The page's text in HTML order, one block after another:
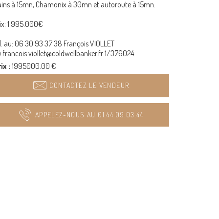
à 15mn, Chamonix à 30mn et autoroute à 15mn.
1.995.000€
au: 06 30 93 37 38 François VIOLLET
francois.viollet@coldwellbanker.fr 1/376024
: 1995000.00 €
CONTACTEZ LE VENDEUR
APPELEZ-NOUS AU 01.44.09.03.44